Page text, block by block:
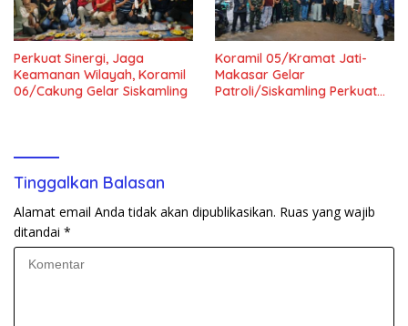
Perkuat Sinergi, Jaga
Keamanan Wilayah, Koramil
06/Cakung Gelar Siskamling
Koramil 05/Kramat Jati-
Makasar Gelar
Patroli/Siskamling Perkuat
Tinggalkan Balasan
Alamat email Anda tidak akan dipublikasikan. Ruas yang wajib
ditandai *